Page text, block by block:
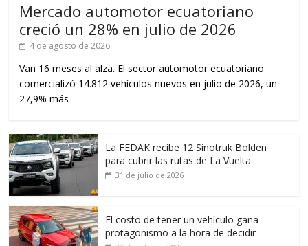
Mercado automotor ecuatoriano
creció un 28% en julio de 2026
4 de agosto de 2026
Van 16 meses al alza. El sector automotor ecuatoriano
comercializó 14.812 vehículos nuevos en julio de 2026, un
27,9% más
La FEDAK recibe 12 Sinotruk Bolden
para cubrir las rutas de La Vuelta
31 de julio de 2026
El costo de tener un vehículo gana
protagonismo a la hora de decidir